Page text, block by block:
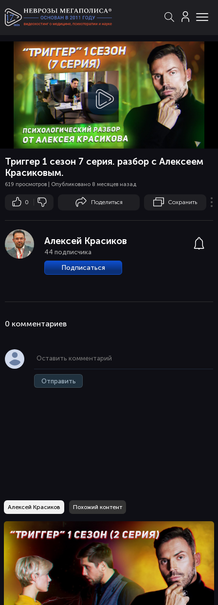
Смотреть
видео
Триггер 1 сезон 7 серия. разбор с Алексеем
Красиковым.
619 просмотров | Опубликовано 8 месяцев назад
0 Поделиться Сохранить
Алексей Красиков
44 подписчика
Подписаться
0 комментaриев
Отправить
Алексей Красиков Похожий контент